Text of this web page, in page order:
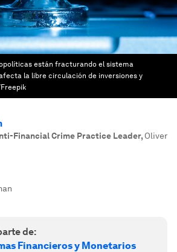
están fracturando el sistema
la libre circulación de inversiones y
Financial Crime Practice Leader, Oliver
de:
Financieros y Monetarios